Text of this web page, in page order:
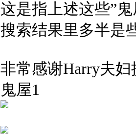
这是指上述这些”鬼
搜索结果里多半是
非常感谢Harry夫
鬼屋1